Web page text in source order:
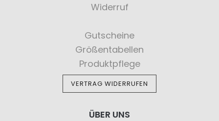
Widerruf
Gutscheine
Größentabellen
Produktpflege
VERTRAG WIDERRUFEN
ÜBER UNS